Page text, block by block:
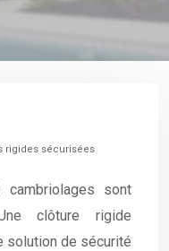
rigides sécurisées
sont
clôture rigide
solution de sécurité